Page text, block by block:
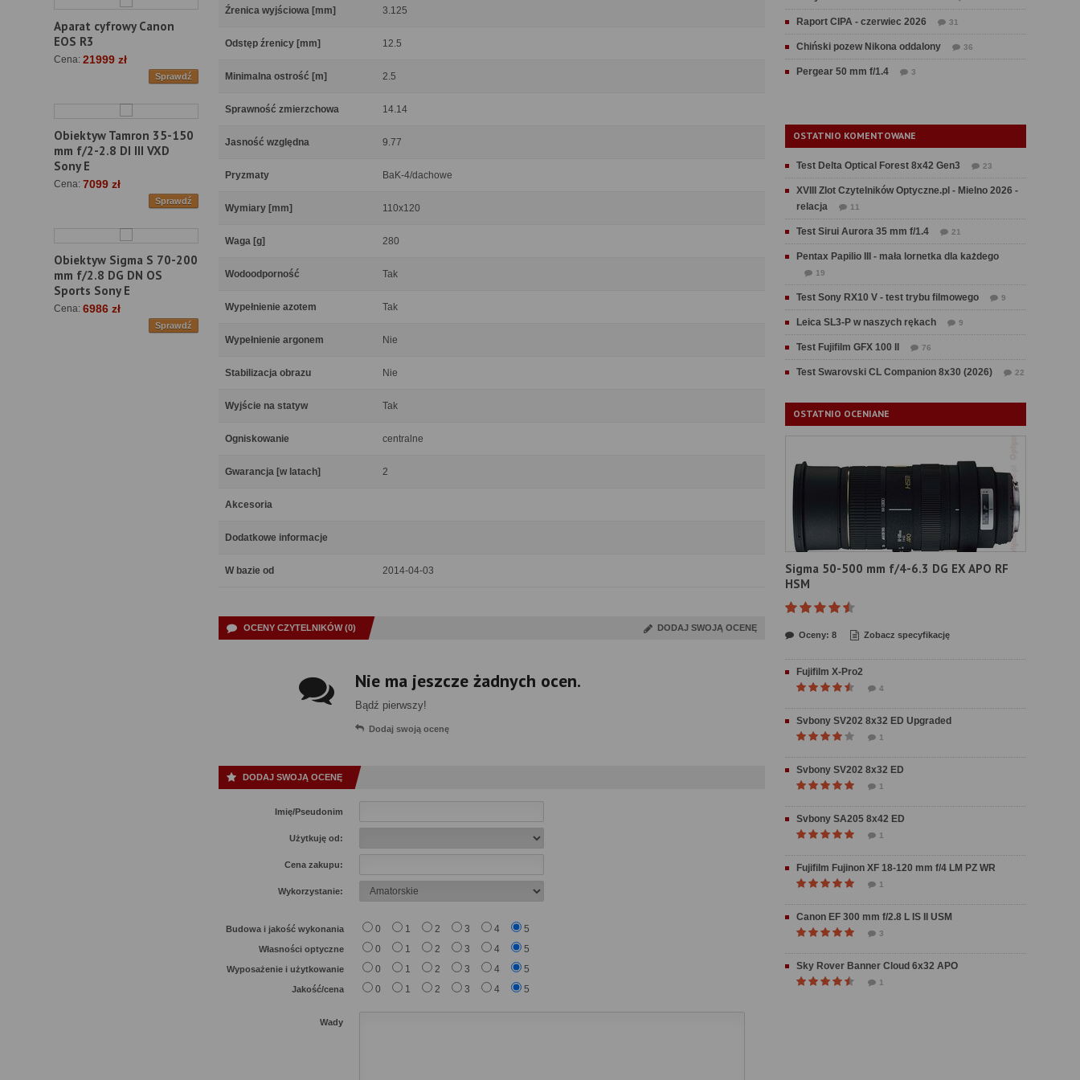
Aparat cyfrowy Canon
EOS R3
Cena: 21999 zł
Sprawdź
Obiektyw Tamron 35-150
mm f/2-2.8 DI III VXD
Sony E
Cena: 7099 zł
Sprawdź
Obiektyw Sigma S 70-200
mm f/2.8 DG DN OS
Sports Sony E
Cena: 6986 zł
Sprawdź
Źrenica wyjściowa [mm] 3.125
Odstęp źrenicy [mm] 12.5
Minimalna ostrość [m] 2.5
Sprawność zmierzchowa 14.14
Jasność względna 9.77
Pryzmaty BaK-4/dachowe
Wymiary [mm] 110x120
Waga [g] 280
Wodoodporność Tak
Wypełnienie azotem Tak
Wypełnienie argonem Nie
Stabilizacja obrazu Nie
Wyjście na statyw Tak
Ogniskowanie centralne
Gwarancja [w latach] 2
Akcesoria
Dodatkowe informacje
W bazie od 2014-04-03
OCENY CZYTELNIKÓW (0) DODAJ SWOJĄ OCENĘ
Nie ma jeszcze żadnych ocen.
Bądź pierwszy!
Dodaj swoją ocenę
DODAJ SWOJĄ OCENĘ
Imię/Pseudonim
Użytkuję od:
Cena zakupu:
Wykorzystanie:
Budowa i jakość wykonania 0 1 2 3 4 5
Własności optyczne 0 1 2 3 4 5
Wyposażenie i użytkowanie 0 1 2 3 4 5
Jakość/cena 0 1 2 3 4 5
Wady
Raport CIPA - czerwiec 2026 31
Chiński pozew Nikona oddalony 36
Pergear 50 mm f/1.4 3
OSTATNIO KOMENTOWANE
Test Delta Optical Forest 8x42 Gen3 23
XVIII Zlot Czytelników Optyczne.pl - Mielno 2026 -
relacja
11
Test Sirui Aurora 35 mm f/1.4 21
Pentax Papilio III - mała lornetka dla każdego
19
Test Sony RX10 V - test trybu filmowego 9
Leica SL3-P w naszych rękach 9
Test Fujifilm GFX 100 II 76
Test Swarovski CL Companion 8x30 (2026) 22
OSTATNIO OCENIANE
Sigma 50-500 mm f/4-6.3 DG EX APO RF
HSM
Oceny: 8 Zobacz specyfikację
Fujifilm X-Pro2
4
Svbony SV202 8x32 ED Upgraded
1
Svbony SV202 8x32 ED
1
Svbony SA205 8x42 ED
1
Fujifilm Fujinon XF 18-120 mm f/4 LM PZ WR
1
Canon EF 300 mm f/2.8 L IS II USM
3
Sky Rover Banner Cloud 6x32 APO
1